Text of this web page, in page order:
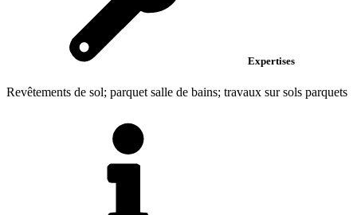
Expertises
Revêtements de sol; parquet salle de bains; travaux sur sols parquets